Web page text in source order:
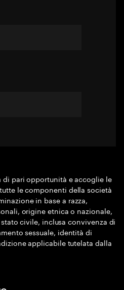
pari opportunità e accoglie le
le componenti della società
in base a razza,
origine etnica o nazionale,
civile, inclusa convivenza di
sessuale, identità di
applicabile tutelata dalla